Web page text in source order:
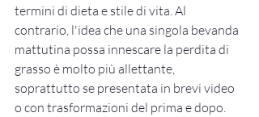
termini di dieta e stile di vita. Al
contrario, l'idea che una singola bevanda
mattutina possa innescare la perdita di
grasso è molto più allettante,
soprattutto se presentata in brevi video
o con trasformazioni del prima e dopo.